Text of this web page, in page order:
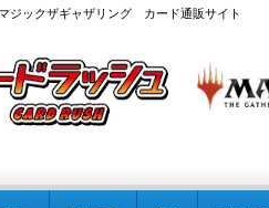
ジックザギャザリング カード通販サイト